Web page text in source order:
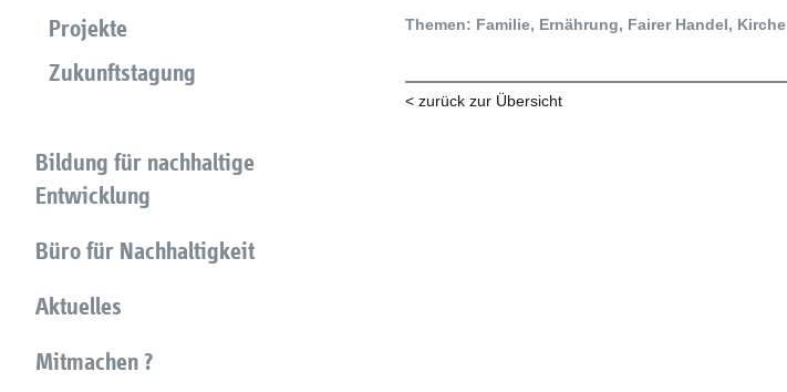
Projekte
Zukunftstagung
Bildung für nachhaltige
Entwicklung
Büro für Nachhaltigkeit
Aktuelles
Mitmachen ?
Themen: Familie, Ernährung, Fairer Handel, Kirche
< zurück zur Übersicht